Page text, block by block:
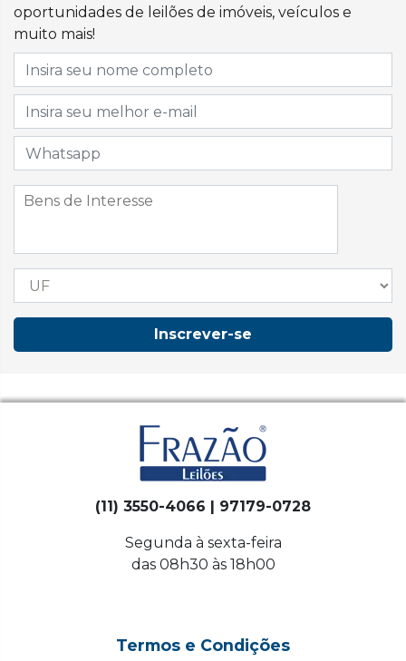
oportunidades de leilões de imóveis, veículos e
muito mais!
Inscrever-se
(11) 3550-4066 | 97179-0728
Segunda à sexta-feira
das 08h30 às 18h00
Termos e Condições